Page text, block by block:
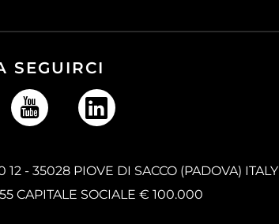
SEGUIRCI
12 - 35028 PIOVE DI SACCO (PADOVA) ITALY
CAPITALE SOCIALE € 100.000